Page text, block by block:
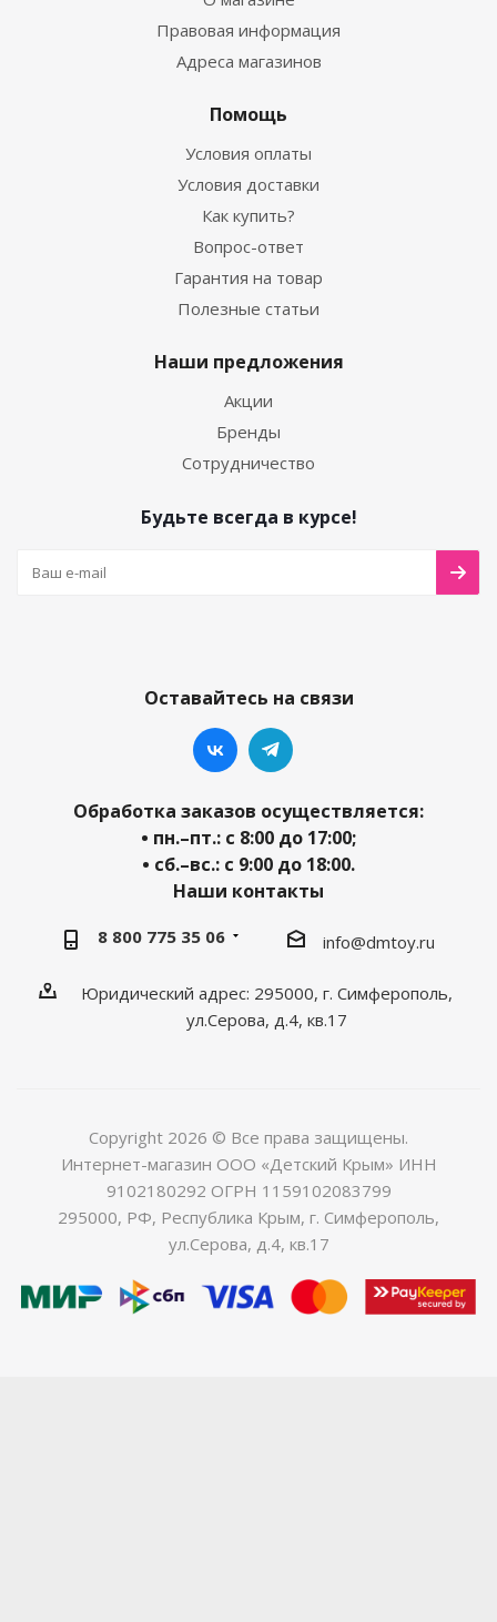
Правовая информация
Адреса магазинов
Помощь
Условия оплаты
Условия доставки
Как купить?
Вопрос-ответ
Гарантия на товар
Полезные статьи
Наши предложения
Акции
Бренды
Сотрудничество
Будьте всегда в курсе!
Оставайтесь на связи
Обработка заказов осуществляется:
• пн.–пт.: с 8:00 до 17:00;
• сб.–вс.: с 9:00 до 18:00.
Наши контакты
8 800 775 35 06 info@dmtoy.ru
Юридический адрес: 295000, г. Симферополь,
ул.Серова, д.4, кв.17
Copyright 2026 © Все права защищены.
Интернет-магазин ООО «Детский Крым» ИНН
9102180292 ОГРН 1159102083799
295000, РФ, Республика Крым, г. Симферополь,
ул.Серова, д.4, кв.17